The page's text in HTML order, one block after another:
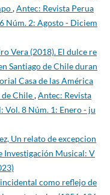
,Antec: Revista Perua
Núm. 2: Agosto - Diciem
Vera (2018). El dulce re
Santiago de Chile duran
Casa de las América
Chile,Antec: Revista
Vol. 8 Núm. 1: Enero - ju
Un relato de excepcion
Investigación Musical: V
como reflejo de